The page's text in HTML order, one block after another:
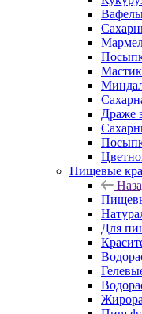
Драже
Пищевые
Для